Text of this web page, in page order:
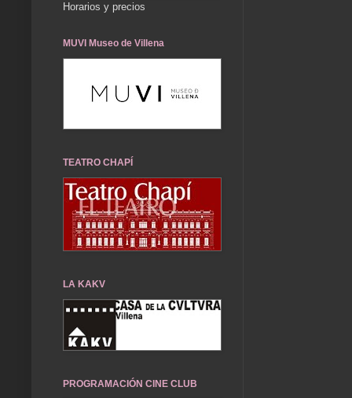
Horarios y precios
MUVI Museo de Villena
TEATRO CHAPÍ
LA KAKV
PROGRAMACIÓN CINE CLUB